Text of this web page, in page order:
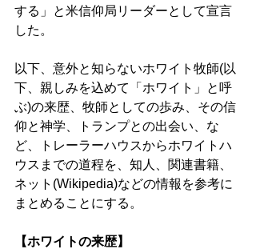
する」と米信仰局リーダーとして宣言
した。
以下、意外と知らないホワイト牧師(以
下、親しみを込めて「ホワイト」と呼
ぶ)の来歴、牧師としての歩み、その信
仰と神学、トランプとの出会い、な
ど、トレーラーハウスからホワイトハ
ウスまでの道程を、知人、関連書籍、
ネット(Wikipedia)などの情報を参考に
まとめることにする。
【ホワイトの来歴】